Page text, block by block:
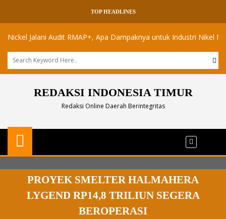
TOP HEADLINES
Jalani Audit RMAP+, Apa Dampaknya untuk Industri Nikel Maluku
REDAKSI INDONESIA TIMUR
Redaksi Online Daerah Berintegritas
PROYEK SMELTER HALMAHERA
LYGEND RP14,8 TRILIUN SEGERA
BEROPERASI